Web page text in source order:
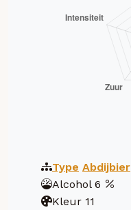
Type Abdijbier
Alcohol 6
Kleur 11